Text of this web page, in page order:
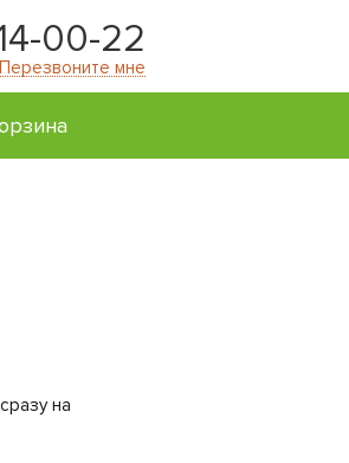
00-22
Перезвоните мне
на